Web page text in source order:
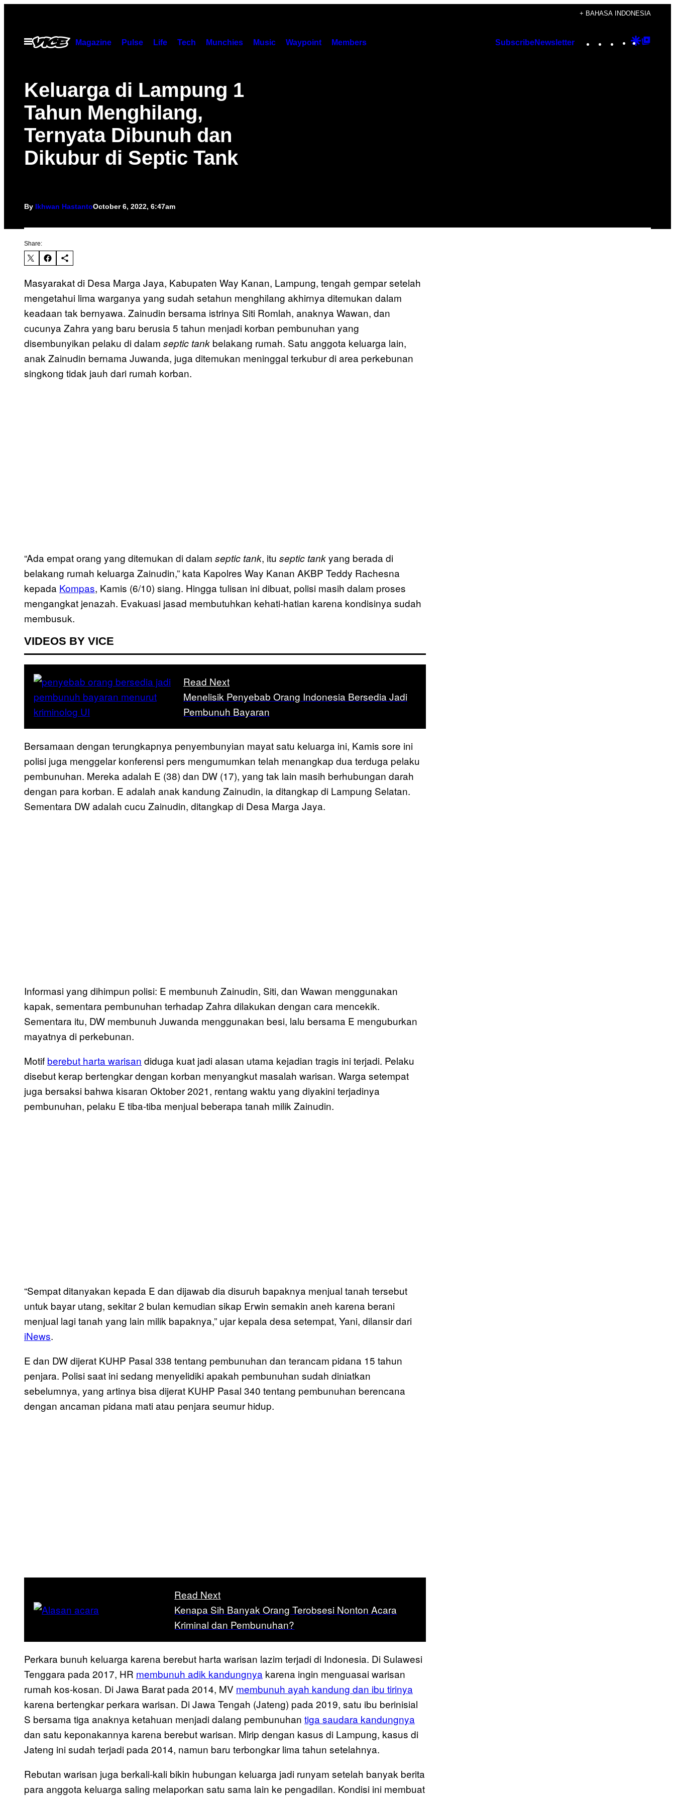
content
+ BAHASA INDONESIA
Open
Menu
Magazine Pulse Life Tech Munchies Music Waypoint Members SubscribeNewsletter Instagram
TikTok
YouTube
Google
Keluarga di Lampung 1
Tahun Menghilang,
Ternyata Dibunuh dan
Dikubur di Septic Tank
By Ikhwan HastantoOctober 6, 2022, 6:47am
Share:
Masyarakat di Desa Marga Jaya, Kabupaten Way Kanan, Lampung, tengah gempar setelah
mengetahui lima warganya yang sudah setahun menghilang akhirnya ditemukan dalam
keadaan tak bernyawa. Zainudin bersama istrinya Siti Romlah, anaknya Wawan, dan
cucunya Zahra yang baru berusia 5 tahun menjadi korban pembunuhan yang
disembunyikan pelaku di dalam septic tank belakang rumah. Satu anggota keluarga lain,
anak Zainudin bernama Juwanda, juga ditemukan meninggal terkubur di area perkebunan
singkong tidak jauh dari rumah korban.
“Ada empat orang yang ditemukan di dalam septic tank, itu septic tankyang berada di
belakang rumah keluarga Zainudin,” kata Kapolres Way Kanan AKBP Teddy Rachesna
kepada Kompas, Kamis (6/10) siang. Hingga tulisan ini dibuat, polisi masih dalam proses
mengangkat jenazah. Evakuasi jasad membutuhkan kehati-hatian karena kondisinya sudah
membusuk.
VIDEOS BY VICE
Read Next
Menelisik Penyebab Orang Indonesia Bersedia Jadi
Pembunuh Bayaran
Bersamaan dengan terungkapnya penyembunyian mayat satu keluarga ini, Kamis sore ini
polisi juga menggelar konferensi pers mengumumkan telah menangkap dua terduga pelaku
pembunuhan. Mereka adalah E (38) dan DW (17), yang tak lain masih berhubungan darah
dengan para korban. E adalah anak kandung Zainudin, ia ditangkap di Lampung Selatan.
Sementara DW adalah cucu Zainudin, ditangkap di Desa Marga Jaya.
Informasi yang dihimpun polisi: E membunuh Zainudin, Siti, dan Wawan menggunakan
kapak, sementara pembunuhan terhadap Zahra dilakukan dengan cara mencekik.
Sementara itu, DW membunuh Juwanda menggunakan besi, lalu bersama E menguburkan
mayatnya di perkebunan.
Motif berebut harta warisan diduga kuat jadi alasan utama kejadian tragis ini terjadi. Pelaku
disebut kerap bertengkar dengan korban menyangkut masalah warisan. Warga setempat
juga bersaksi bahwa kisaran Oktober 2021, rentang waktu yang diyakini terjadinya
pembunuhan, pelaku E tiba-tiba menjual beberapa tanah milik Zainudin.
“Sempat ditanyakan kepada E dan dijawab dia disuruh bapaknya menjual tanah tersebut
untuk bayar utang, sekitar 2 bulan kemudian sikap Erwin semakin aneh karena berani
menjual lagi tanah yang lain milik bapaknya,” ujar kepala desa setempat, Yani, dilansir dari
iNews.
E dan DW dijerat KUHP Pasal 338 tentang pembunuhan dan terancam pidana 15 tahun
penjara. Polisi saat ini sedang menyelidiki apakah pembunuhan sudah diniatkan
sebelumnya, yang artinya bisa dijerat KUHP Pasal 340 tentang pembunuhan berencana
dengan ancaman pidana mati atau penjara seumur hidup.
Read Next
Kenapa Sih Banyak Orang Terobsesi Nonton Acara
Kriminal dan Pembunuhan?
Perkara bunuh keluarga karena berebut harta warisan lazim terjadi di Indonesia. Di Sulawesi
Tenggara pada 2017, HR membunuh adik kandungnya karena ingin menguasai warisan
rumah kos-kosan. Di Jawa Barat pada 2014, MV membunuh ayah kandung dan ibu tirinya
karena bertengkar perkara warisan. Di Jawa Tengah (Jateng) pada 2019, satu ibu berinisial
S bersama tiga anaknya ketahuan menjadi dalang pembunuhan tiga saudara kandungnya
dan satu keponakannya karena berebut warisan. Mirip dengan kasus di Lampung, kasus di
Jateng ini sudah terjadi pada 2014, namun baru terbongkar lima tahun setelahnya.
Rebutan warisan juga berkali-kali bikin hubungan keluarga jadi runyam setelah banyak berita
para anggota keluarga saling melaporkan satu sama lain ke pengadilan. Kondisi ini membuat